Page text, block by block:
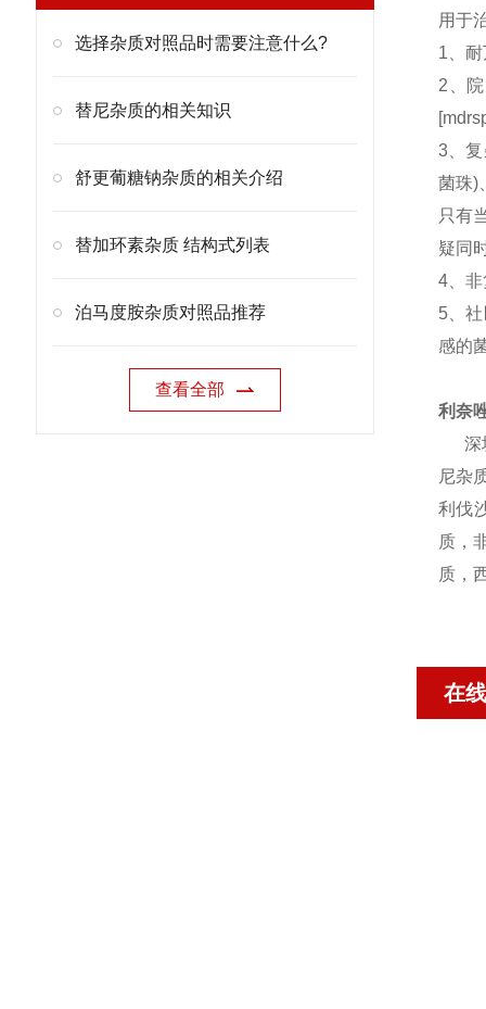
选择杂质对照品时需要注意什么?
替尼杂质的相关知识
舒更葡糖钠杂质的相关介绍
替加环素杂质 结构式列表
泊马度胺杂质对照品推荐
查看全部
用于
1、
2、
3、
菌珠)
只有
疑同
4、
5、
感的
利奈
深
尼杂
利伐
质，
质，
在